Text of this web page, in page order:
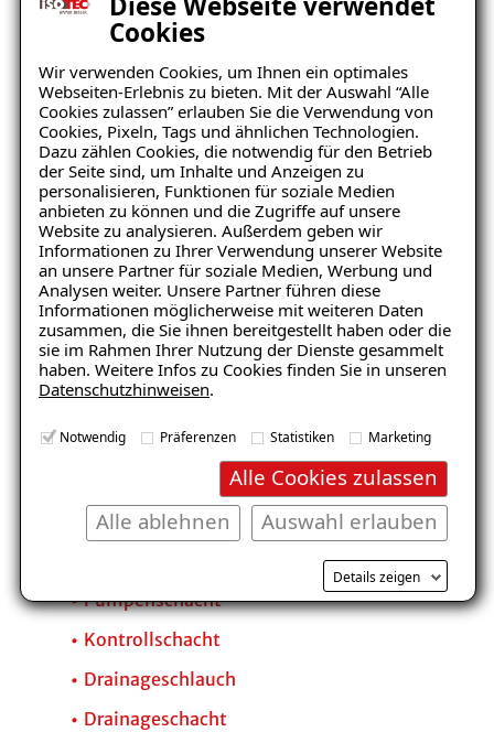
Cookies
Wir verwenden Cookies, um Ihnen ein optimales
Webseiten-Erlebnis zu bieten. Mit der Auswahl “Alle
Cookies zulassen” erlauben Sie die Verwendung von
Cookies, Pixeln, Tags und ähnlichen Technologien.
Dazu zählen Cookies, die notwendig für den Betrieb
der Seite sind, um Inhalte und Anzeigen zu
personalisieren, Funktionen für soziale Medien
anbieten zu können und die Zugriffe auf unsere
Website zu analysieren. Außerdem geben wir
Informationen zu Ihrer Verwendung unserer Website
an unsere Partner für soziale Medien, Werbung und
Analysen weiter. Unsere Partner führen diese
Informationen möglicherweise mit weiteren Daten
zusammen, die Sie ihnen bereitgestellt haben oder die
sie im Rahmen Ihrer Nutzung der Dienste gesammelt
haben. Weitere Infos zu Cookies finden Sie in unseren
Datenschutzhinweisen.
Notwendig Präferenzen Statistiken Marketing
Alle Cookies zulassen
Auswahl erlauben
Alle ablehnen
Details zeigen
Wasserdichte Balkonbeschichtung
Ursache von Schäden
Die optimale Schutzschicht
Balkonabdichtung nach der DIN-Norm 18531
Kosten für Balkonsanierung
Den Balkon richtig reinigen: 5 wichtige Tipps
Drainage
Drainage Haus
Drainage Garten
Drainage im Keller
Drainage für den Balkon
Drainage Kosten
Ringdrainage
Pumpenschacht
Kontrollschacht
Drainageschlauch
Drainageschacht